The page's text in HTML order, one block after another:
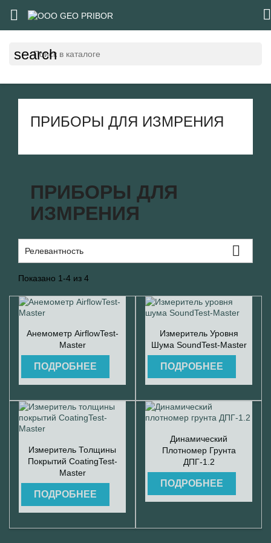
 
search
ПРИБОРЫ ДЛЯ ИЗМРЕНИЯ
ПРИБОРЫ ДЛЯ
ИЗМРЕНИЯ
Релевантность 
Показано 1-4 из 4
 Быстрый просмотр
Анемометр AirflowTest-
Master
ПОДРОБНЕЕ
Быстрый просмотр
Измеритель Уровня
Шума SoundTest-Master
ПОДРОБНЕЕ
 Быстрый просмотр
Измеритель Толщины
Покрытий CoatingTest-
Master
ПОДРОБНЕЕ
Быстрый просмотр
Динамический
Плотномер Грунта
ДПГ-1.2
ПОДРОБНЕЕ